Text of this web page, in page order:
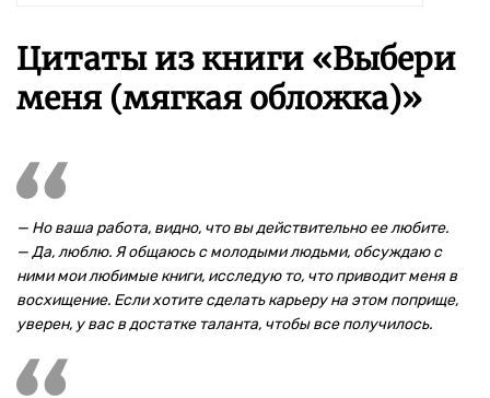
Цитаты из книги «Выбери
меня (мягкая обложка)»
— Но ваша работа, видно, что вы действительно ее любите.
— Да, люблю. Я общаюсь с молодыми людьми, обсуждаю с
ними мои любимые книги, исследую то, что приводит меня в
восхищение. Если хотите сделать карьеру на этом поприще,
уверен, у вас в достатке таланта, чтобы все получилось.